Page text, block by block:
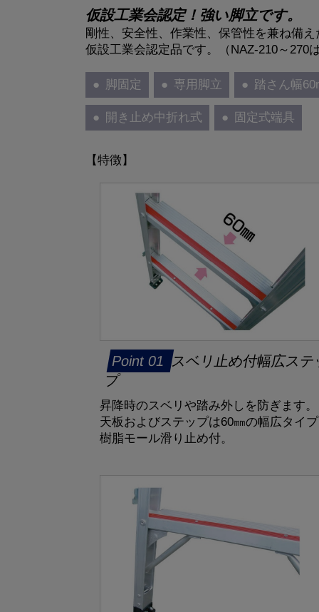
仮設工業会認定！強い脚立です。
剛性、安全性、作業性、保管性を兼ね備え
仮設工業会認定品です。（NAZ-210～270
脚固定 専用脚立 踏さん幅
開き止め中折れ式 固定式端具
【特徴】
スベリ止め付幅広ステ
プ
昇降時のスベリや踏み外しを防ぎます。
天板およびステップは60㎜の幅広タイ
樹脂モール滑り止め付。